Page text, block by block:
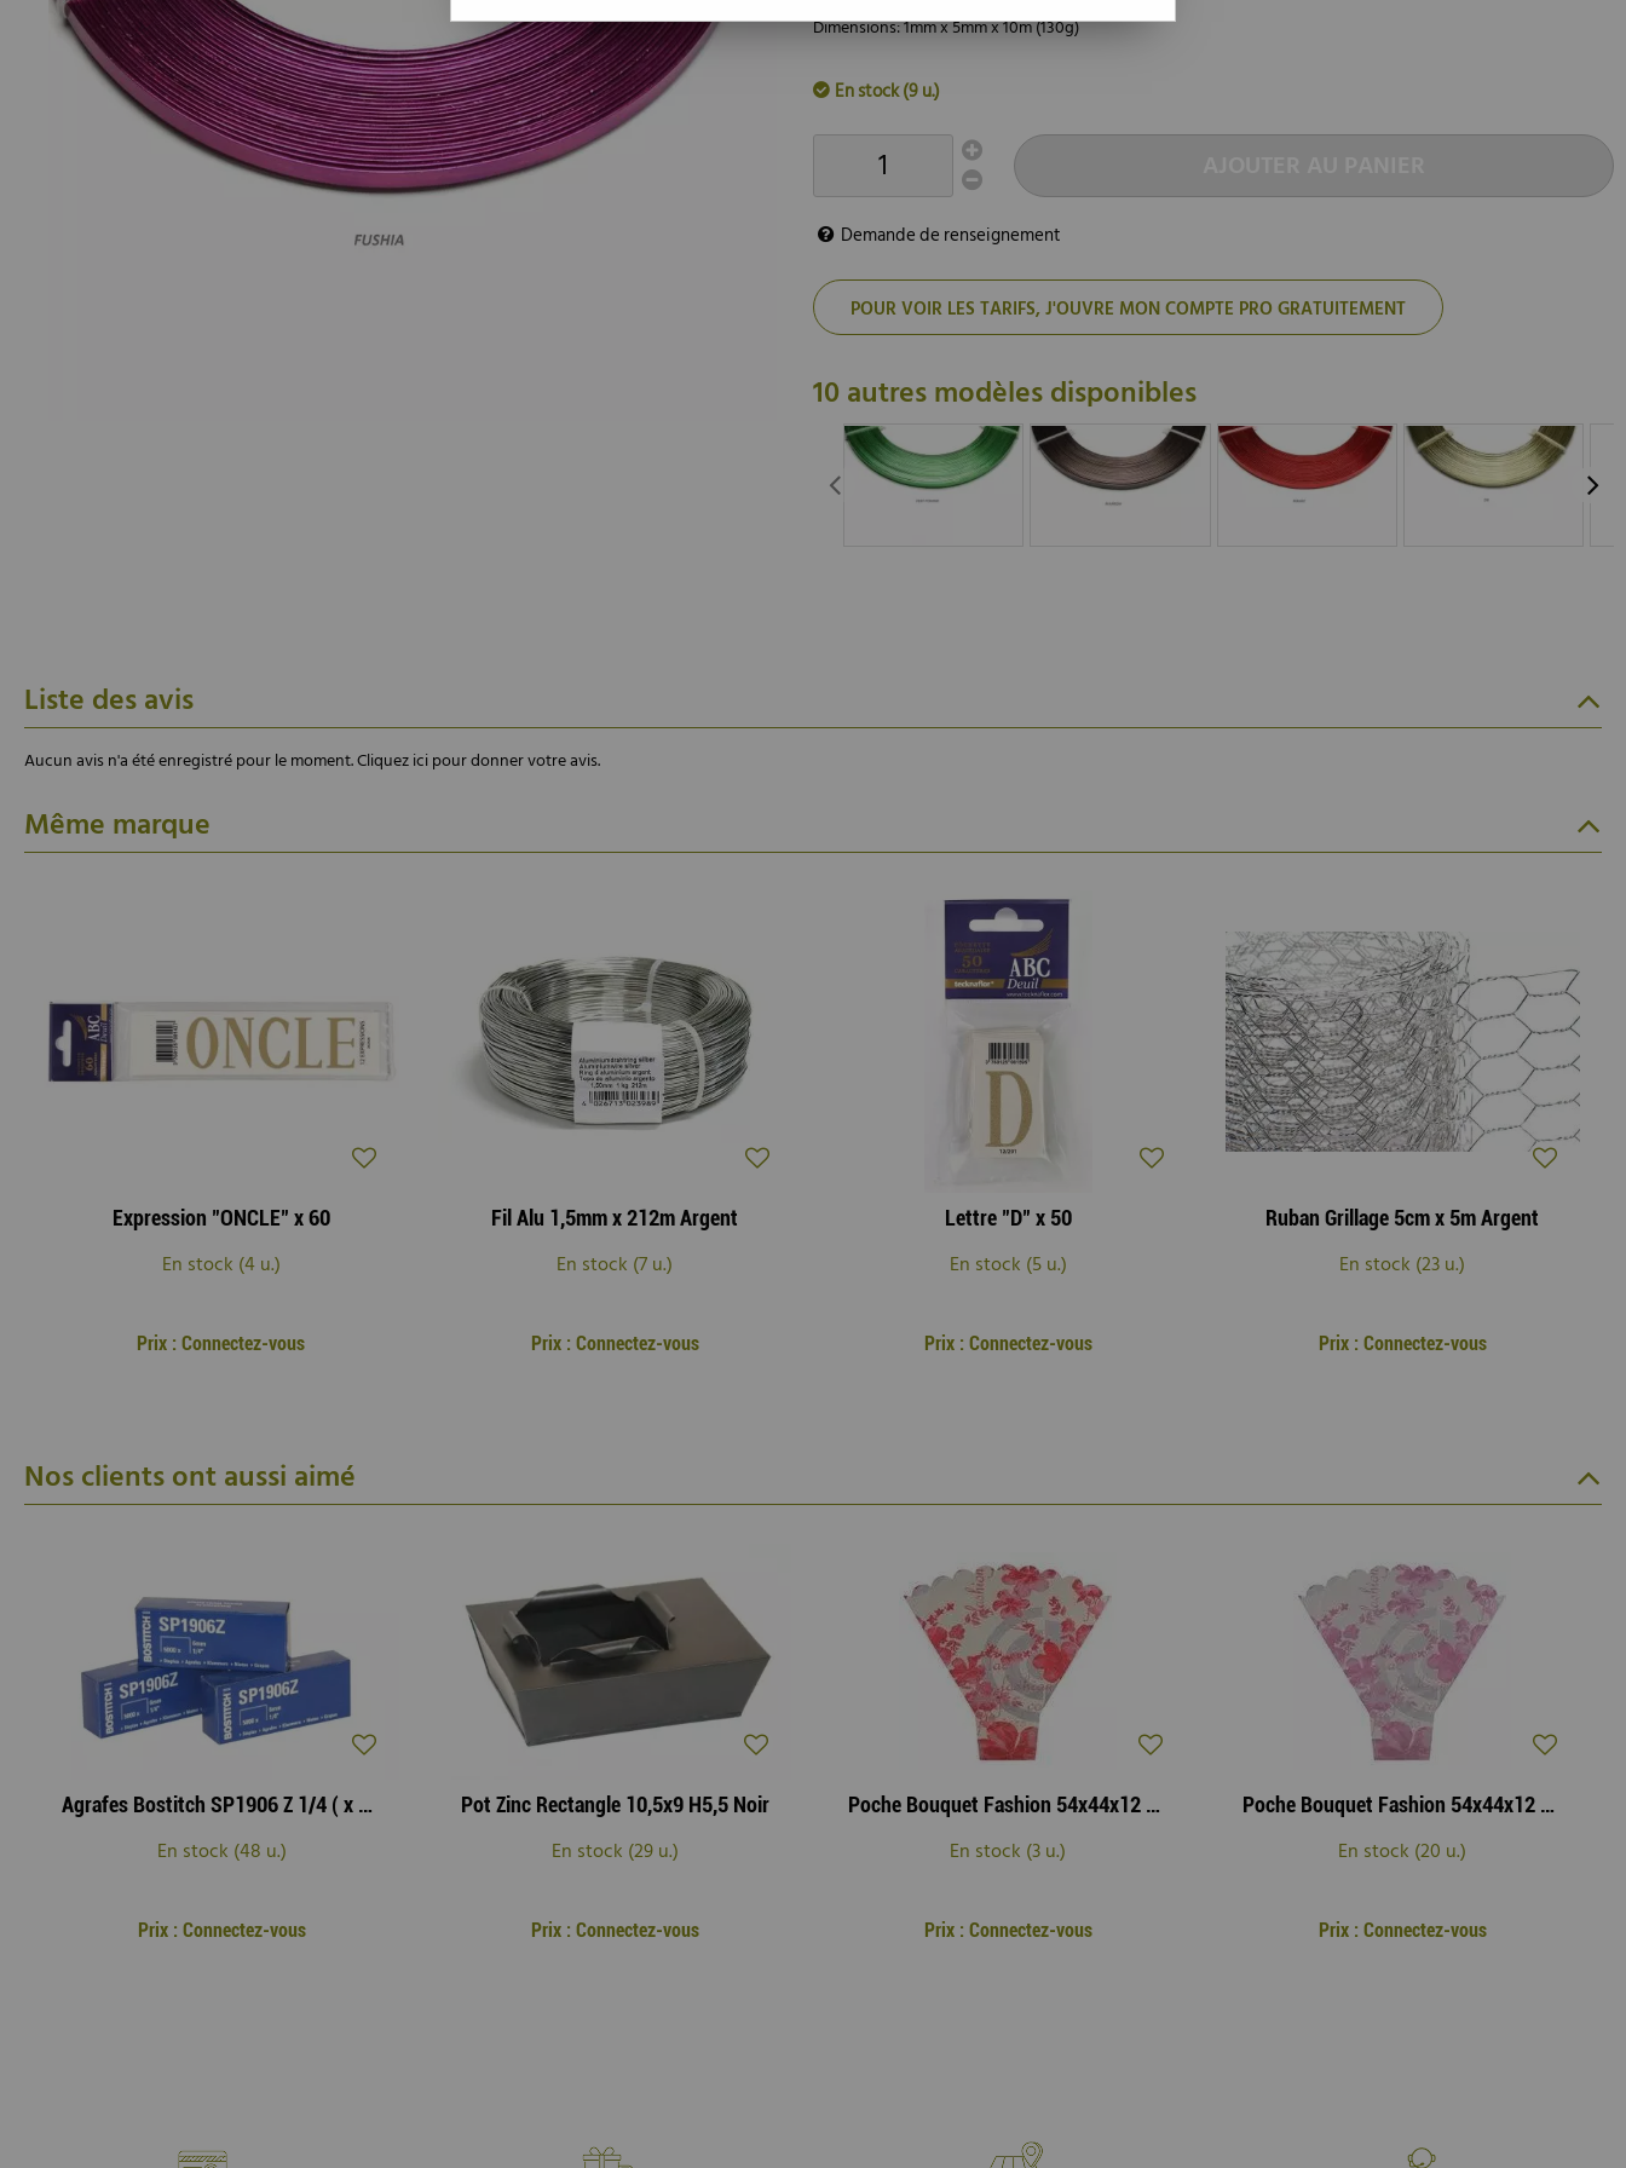
Dimensions: 1mm x 5mm x 10m (130g)
En stock (9 u.)
Demande de renseignement
POUR VOIR LES TARIFS, J'OUVRE MON COMPTE PRO GRATUITEMENT
10 autres modèles disponibles
Liste des avis
Aucun avis n'a été enregistré pour le moment.Cliquez ici pour donner votre avis.
Même marque
Expression "ONCLE" x 60
En stock (4 u.)
Prix : Connectez-vous
Fil Alu 1,5mm x 212m Argent
En stock (7 u.)
Prix : Connectez-vous
Lettre "D" x 50
En stock (5 u.)
Prix : Connectez-vous
Ruban Grillage 5cm x 5m Argent
En stock (23 u.)
Prix : Connectez-vous
Nos clients ont aussi aimé
Agrafes Bostitch SP1906 Z 1/4 ( x 5000 )
En stock (48 u.)
Prix : Connectez-vous
Pot Zinc Rectangle 10,5x9 H5,5 Noir
En stock (29 u.)
Prix : Connectez-vous
Poche Bouquet Fashion 54x44x12 Rouge ( x 50 )
En stock (3 u.)
Prix : Connectez-vous
Poche Bouquet Fashion 54x44x12 Rose ( x 50 )
En stock (20 u.)
Prix : Connectez-vous